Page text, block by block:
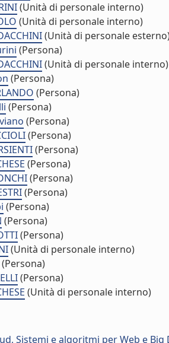
(Unità di personale interno)
(Unità di personale interno)
(Unità di personale
(Persona)
(Unità di personale interno)
(Persona)
(Persona)
(Persona)
(Persona)
(Persona)
(Persona)
(Persona)
(Persona)
(Persona)
(Persona)
(Persona)
(Persona)
(Unità di personale interno)
(Persona)
(Persona)
(Unità di personale interno)
Sistemi e algoritmi per Web e Big